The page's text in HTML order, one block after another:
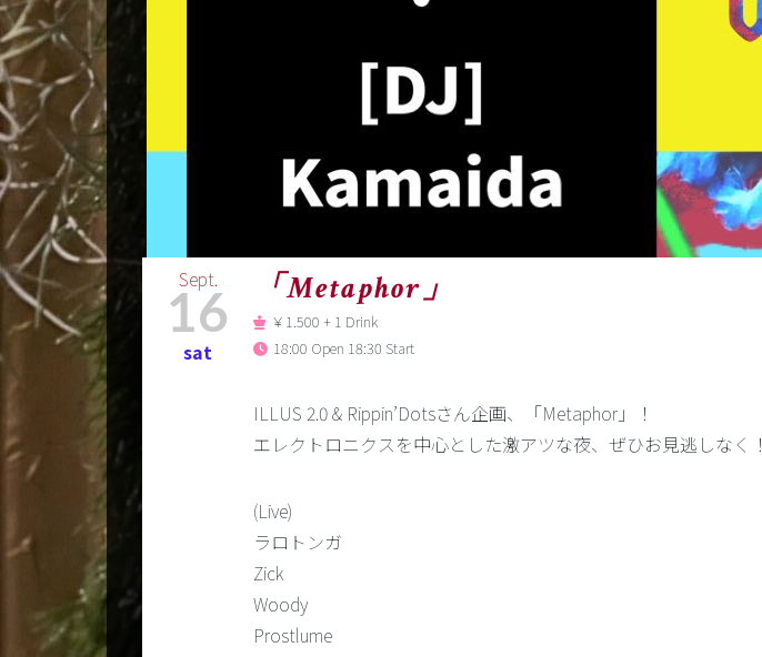
Sept.
16
sat
「Metaphor」
￥1.500 + 1 Drink
18:00 Open 18:30 Start
ILLUS 2.0 & Rippin’Dotsさん企画、「Metaphor」！
エレクトロニクスを中心とした激アツな夜、ぜひお見逃しなく！
(Live)
ラロトンガ
Zick
Woody
Prostlume